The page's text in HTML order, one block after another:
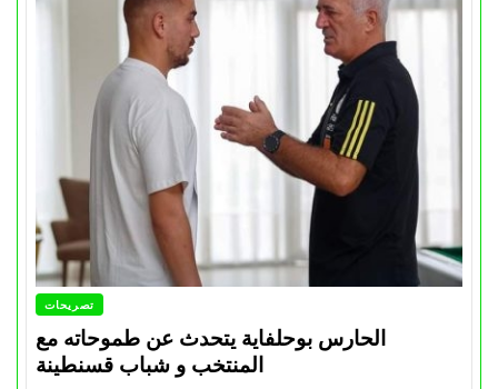
تصريحات
الحارس بوحلفاية يتحدث عن طموحاته مع
المنتخب و شباب قسنطينة